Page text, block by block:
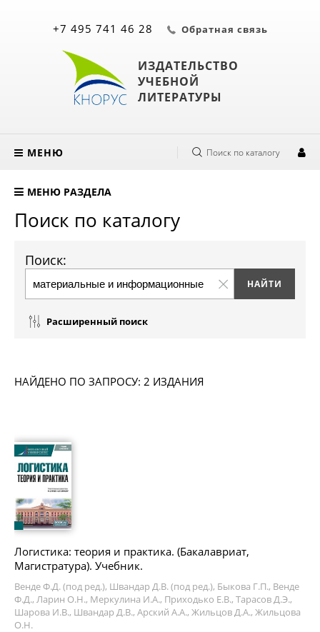
ИЗДАТЕЛЬСТВО
УЧЕБНОЙ
ЛИТЕРАТУРЫ
+7 495 741 46 28 Обратная связь
МЕНЮ Поиск по каталогу
МЕНЮ РАЗДЕЛА
Поиск по каталогу
Поиск:
Расширенный поиск
НАЙДЕНО ПО ЗАПРОСУ: 2 ИЗДАНИЯ
Логистика: теория и практика. (Бакалавриат,
Магистратура). Учебник.
Венде Ф.Д. (под ред.), Швандар Д.В. (под ред.), Быкова Г.П., Венде
Ф.Д., Ларин О.Н., Меркулина И.А., Приходько Е.В., Тарасов Д.Э.,
Шарова И.В., Швандар Д.В., Арский А.А., Жильцов Д.А., Жильцова
О.Н.